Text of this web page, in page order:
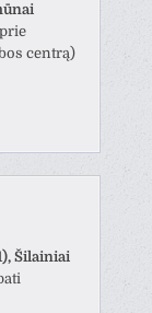
centrą)
Šilainiai